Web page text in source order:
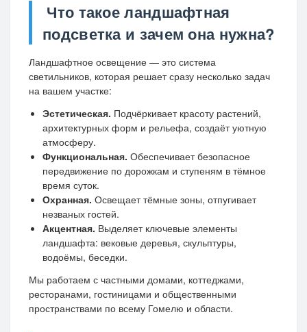
Что такое ландшафтная
подсветка и зачем она нужна?
Ландшафтное освещение — это система
светильников, которая решает сразу несколько задач
на вашем участке:
Эстетическая. Подчёркивает красоту растений,
архитектурных форм и рельефа, создаёт уютную
атмосферу.
Функциональная. Обеспечивает безопасное
передвижение по дорожкам и ступеням в тёмное
время суток.
Охранная. Освещает тёмные зоны, отпугивает
незваных гостей.
Акцентная. Выделяет ключевые элементы
ландшафта: вековые деревья, скульптуры,
водоёмы, беседки.
Мы работаем с частными домами, коттеджами,
ресторанами, гостиницами и общественными
пространствами по всему Гомелю и области.